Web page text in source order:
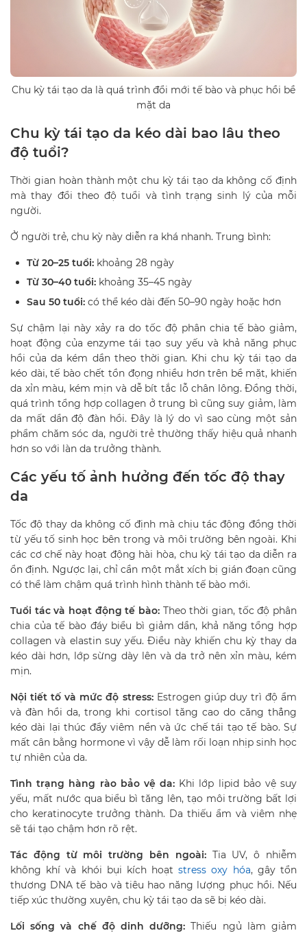
Chu kỳ tái tạo da là quá trình đổi mới tế bào và phục hồi bề
mặt da
Chu kỳ tái tạo da kéo dài bao lâu theo
độ tuổi?
Thời gian hoàn thành một chu kỳ tái tạo da không cố định
mà thay đổi theo độ tuổi và tình trạng sinh lý của mỗi
người.
Ở người trẻ, chu kỳ này diễn ra khá nhanh. Trung bình:
Từ 20–25 tuổi: khoảng 28 ngày
Từ 30–40 tuổi: khoảng 35–45 ngày
Sau 50 tuổi: có thể kéo dài đến 50–90 ngày hoặc hơn
Sự chậm lại này xảy ra do tốc độ phân chia tế bào giảm,
hoạt động của enzyme tái tạo suy yếu và khả năng phục
hồi của da kém dần theo thời gian. Khi chu kỳ tái tạo da
kéo dài, tế bào chết tồn đọng nhiều hơn trên bề mặt, khiến
da xỉn màu, kém mịn và dễ bít tắc lỗ chân lông. Đồng thời,
quá trình tổng hợp collagen ở trung bì cũng suy giảm, làm
da mất dần độ đàn hồi. Đây là lý do vì sao cùng một sản
phẩm chăm sóc da, người trẻ thường thấy hiệu quả nhanh
hơn so với làn da trưởng thành.
Các yếu tố ảnh hưởng đến tốc độ thay
da
Tốc độ thay da không cố định mà chịu tác động đồng thời
từ yếu tố sinh học bên trong và môi trường bên ngoài. Khi
các cơ chế này hoạt động hài hòa, chu kỳ tái tạo da diễn ra
ổn định. Ngược lại, chỉ cần một mắt xích bị gián đoạn cũng
có thể làm chậm quá trình hình thành tế bào mới.
Tuổi tác và hoạt động tế bào: Theo thời gian, tốc độ phân
chia của tế bào đáy biểu bì giảm dần, khả năng tổng hợp
collagen và elastin suy yếu. Điều này khiến chu kỳ thay da
kéo dài hơn, lớp sừng dày lên và da trở nên xỉn màu, kém
mịn.
Nội tiết tố và mức độ stress:Estrogen giúp duy trì độ ẩm
và đàn hồi da, trong khi cortisol tăng cao do căng thẳng
kéo dài lại thúc đẩy viêm nền và ức chế tái tạo tế bào. Sự
mất cân bằng hormone vì vậy dễ làm rối loạn nhịp sinh học
tự nhiên của da.
Tình trạng hàng rào bảo vệ da: Khi lớp lipid bảo vệ suy
yếu, mất nước qua biểu bì tăng lên, tạo môi trường bất lợi
cho keratinocyte trưởng thành. Da thiếu ẩm và viêm nhẹ
sẽ tái tạo chậm hơn rõ rệt.
Tác động từ môi trường bên ngoài:Tia UV, ô nhiễm
không khí và khói bụi kích hoạtstress oxy hóa, gây tổn
thương DNA tế bào và tiêu hao năng lượng phục hồi. Nếu
tiếp xúc thường xuyên, chu kỳ tái tạo da sẽ bị kéo dài.
Lối sống và chế độ dinh dưỡng: Thiếu ngủ làm giảm